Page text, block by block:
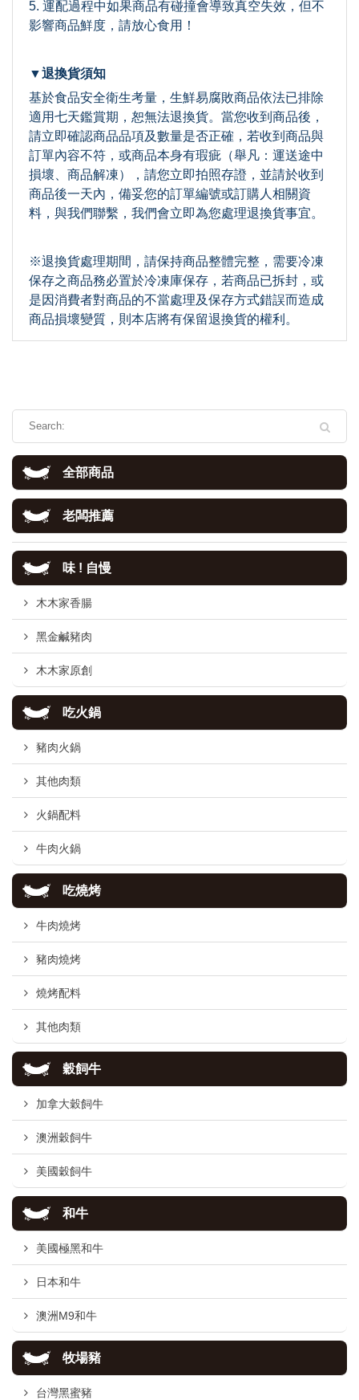
5. 運配過程中如果商品有碰撞會導致真空失效，但不
影響商品鮮度，請放心食用！
▼退換貨須知
基於食品安全衛生考量，生鮮易腐敗商品依法已排除
適用七天鑑賞期，恕無法退換貨。當您收到商品後，
請立即確認商品品項及數量是否正確，若收到商品與
訂單內容不符，或商品本身有瑕疵（舉凡：運送途中
損壞、商品解凍），請您立即拍照存證，並請於收到
商品後一天內，備妥您的訂單編號或訂購人相關資
料，與我們聯繫，我們會立即為您處理退換貨事宜。
※退換貨處理期間，請保持商品整體完整，需要冷凍
保存之商品務必置於冷凍庫保存，若商品已拆封，或
是因消費者對商品的不當處理及保存方式錯誤而造成
商品損壞變質，則本店將有保留退換貨的權利。
全部商品
老闆推薦
味 ! 自慢
木木家香腸
黑金鹹豬肉
木木家原創
吃火鍋
豬肉火鍋
其他肉類
火鍋配料
牛肉火鍋
吃燒烤
牛肉燒烤
豬肉燒烤
燒烤配料
其他肉類
穀飼牛
加拿大穀飼牛
澳洲穀飼牛
美國穀飼牛
和牛
美國極黑和牛
日本和牛
澳洲M9和牛
牧場豬
台灣黑蜜豬